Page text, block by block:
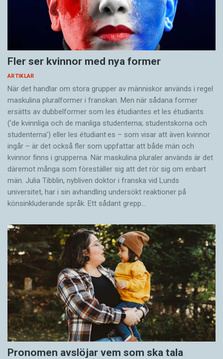
Fler ser kvinnor med nya former
ARTIKLAR
När det handlar om stora grupper av människor används i regel
maskulina pluralformer i franskan. Men när sådana ­former
ersätts av dubbel­former som les étudiantes et les étudiants
(’de kvinnliga och de manliga studenterna; studentskorna och
studenterna’) eller les étudiant·es – som visar att även kvinnor
ingår – är det också fler som uppfattar att både män och
kvinnor finns i grupperna. När maskulina pluraler används är det
där­emot många som föreställer sig att det rör sig om enbart
män. Julia Tibblin, nybliven doktor i franska vid Lunds
universitet, har i sin avhandling undersökt reaktioner på
könsinkluderande språk. Ett sådant grepp…
Pronomen avslöjar vem som ska tala